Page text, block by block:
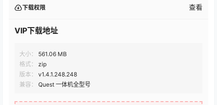
VIP下载地址
大小： 561.06 MB
版本：
v1.4.1.248.248
兼容：
Quest 一体机全型号
您当前的等级为 游客
请先 登录